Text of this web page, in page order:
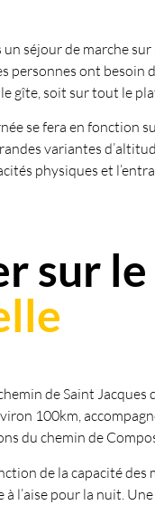
un séjour de marche
personnes ont besoin
gîte, soit sur tout le
se fera en fonction
variantes
physiques et
sur
de Saint
100km,
du chemin de
de la capacité
l’aise pour la nuit.